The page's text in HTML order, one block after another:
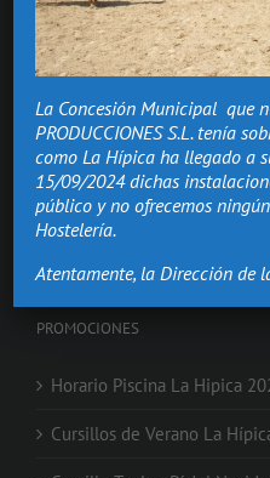
Hacemos de los momentos
Bodas Valencia
Salón Comuniones
Celebraciones
Eventos de Empresa
Nochevieja en Valencia
PROMOCIONES
Horario Piscina La Hipica
Cursillos de Verano La
La Concesión Municipal que
PRODUCCIONES S.L. tenía
como La Hípica ha llegado a
15/09/2024 dichas
público y no ofrecemos
Hostelería.
Atentamente, la Dirección de